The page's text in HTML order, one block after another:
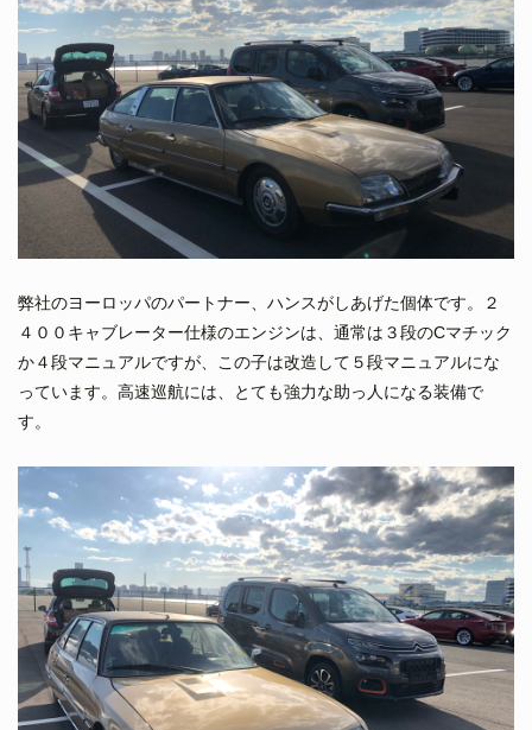
弊社のヨーロッパのパートナー、ハンスがしあげた個体です。２
４００キャブレーター仕様のエンジンは、通常は３段のCマチック
か４段マニュアルですが、この子は改造して５段マニュアルにな
っています。高速巡航には、とても強力な助っ人になる装備で
す。